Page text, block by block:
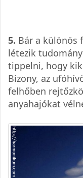
5. Bár a különös
létezik
tippelni, hogy
Bizony, az
felhőben
anyahajókat